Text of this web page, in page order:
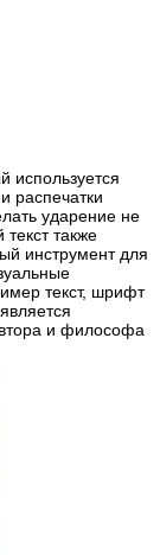
используется
распечатки
ударение не
также
инструмент для
текст, шрифт
и философа